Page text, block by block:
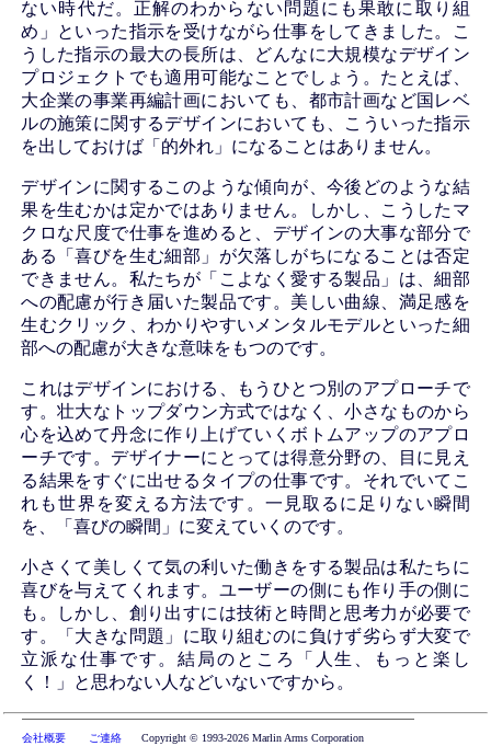
ない時代だ。正解のわからない問題にも果敢に取り組
め」といった指示を受けながら仕事をしてきました。こ
うした指示の最大の長所は、どんなに大規模なデザイン
プロジェクトでも適用可能なことでしょう。たとえば、
大企業の事業再編計画においても、都市計画など国レベ
ルの施策に関するデザインにおいても、こういった指示
を出しておけば「的外れ」になることはありません。
デザインに関するこのような傾向が、今後どのような結
果を生むかは定かではありません。しかし、こうしたマ
クロな尺度で仕事を進めると、デザインの大事な部分で
ある「喜びを生む細部」が欠落しがちになることは否定
できません。私たちが「こよなく愛する製品」は、細部
への配慮が行き届いた製品です。美しい曲線、満足感を
生むクリック、わかりやすいメンタルモデルといった細
部への配慮が大きな意味をもつのです。
これはデザインにおける、もうひとつ別のアプローチで
す。壮大なトップダウン方式ではなく、小さなものから
心を込めて丹念に作り上げていくボトムアップのアプロ
ーチです。デザイナーにとっては得意分野の、目に見え
る結果をすぐに出せるタイプの仕事です。それでいてこ
れも世界を変える方法です。一見取るに足りない瞬間
を、「喜びの瞬間」に変えていくのです。
小さくて美しくて気の利いた働きをする製品は私たちに
喜びを与えてくれます。ユーザーの側にも作り手の側に
も。しかし、創り出すには技術と時間と思考力が必要で
す。「大きな問題」に取り組むのに負けず劣らず大変で
立派な仕事です。結局のところ「人生、もっと楽し
く！」と思わない人などいないですから。
会社概要 ご連絡 Copyright © 1993-2026 Marlin Arms Corporation